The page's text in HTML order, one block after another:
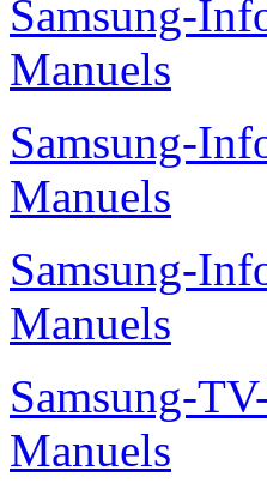
Samsung-
Manuels
Samsung-
Manuels
Samsung-
Manuels
Samsung-
Manuels